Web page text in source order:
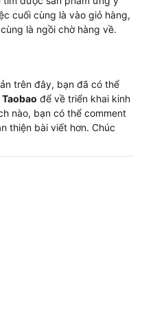
cuối cùng là vào giỏ hàng,
là ngồi chờ hàng về.
trên đây, bạn đã có thể
để về triển khai kinh
nào, bạn có thể comment
thiện bài viết hơn. Chúc